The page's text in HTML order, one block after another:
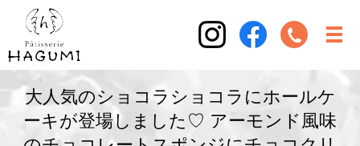
大人気のショコラショコラにホールケ
ーキが登場しました♡ アーモンド風味